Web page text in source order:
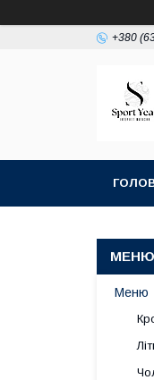
+380
Меню